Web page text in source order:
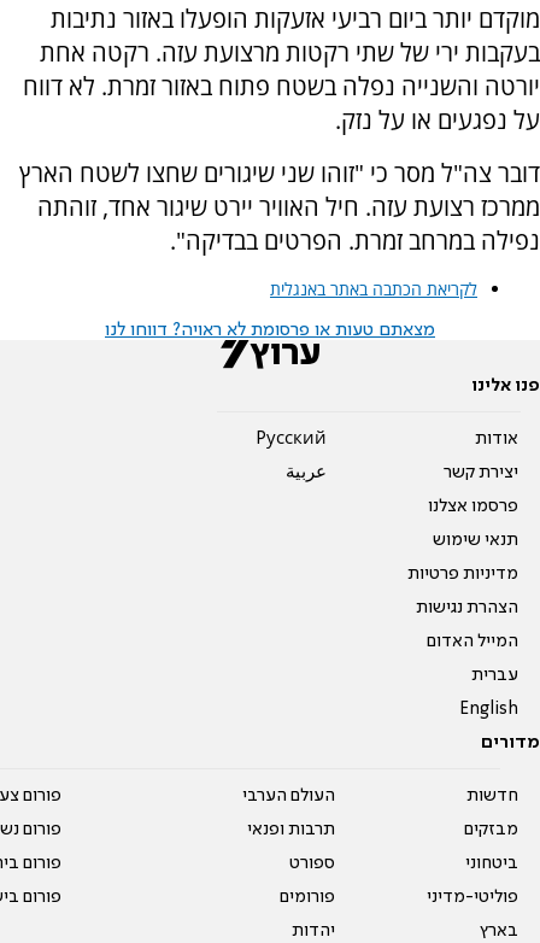
מוקדם יותר ביום רביעי אזעקות הופעלו באזור נתיבות
בעקבות ירי של שתי רקטות מרצועת עזה. רקטה אחת
יורטה והשנייה נפלה בשטח פתוח באזור זמרת. לא דווח
על נפגעים או על נזק.
דובר צה"ל מסר כי "זוהו שני שיגורים שחצו לשטח הארץ
ממרכז רצועת עזה. חיל האוויר יירט שיגור אחד, זוהתה
נפילה במרחב זמרת. הפרטים בבדיקה".
לקריאת הכתבה באתר באנגלית
מצאתם טעות או פרסומת לא ראויה? דווחו לנו
פנו אלינו
אודות
יצירת קשר
פרסמו אצלנו
תנאי שימוש
מדיניות פרטיות
הצהרת נגישות
המייל האדום
עברית
English
Pусский
عربية
מדורים
חדשות
מבזקים
ביטחוני
פוליטי-מדיני
בארץ
העולם הערבי
תרבות ופנאי
ספורט
פורומים
יהדות
פורום
פורום
פורום
פורום